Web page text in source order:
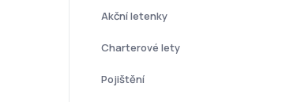
Akční letenky
Charterové lety
Pojištění